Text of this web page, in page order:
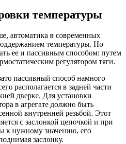
температуры
автоматика в современных
температуры. Но
ее и пассивным способом: путем
регулятором тяги.
пассивный способ намного
располагается в задней части
дверке. Для установки
в агрегате должно быть
внутренней резьбой. Этот
с заслонкой цепочкой и при
к нужному значению, его
заслонку.